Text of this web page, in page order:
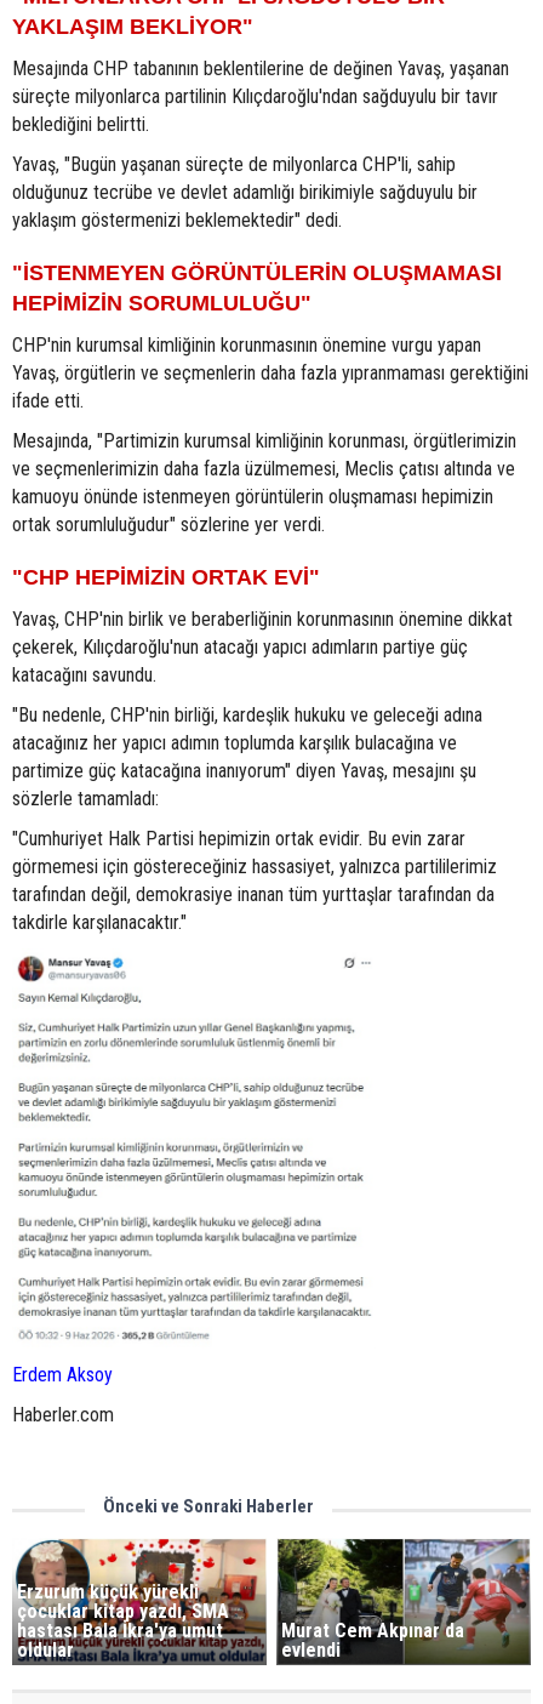
YAKLAŞIM BEKLİYOR"
Mesajında CHP tabanının beklentilerine de değinen Yavaş, yaşanan
süreçte milyonlarca partilinin Kılıçdaroğlu'ndan sağduyulu bir tavır
beklediğini belirtti.
Yavaş, "Bugün yaşanan süreçte de milyonlarca CHP'li, sahip
olduğunuz tecrübe ve devlet adamlığı birikimiyle sağduyulu bir
yaklaşım göstermenizi beklemektedir" dedi.
"İSTENMEYEN GÖRÜNTÜLERİN OLUŞMAMASI
HEPİMİZİN SORUMLULUĞU"
CHP'nin kurumsal kimliğinin korunmasının önemine vurgu yapan
Yavaş, örgütlerin ve seçmenlerin daha fazla yıpranmaması gerektiğini
ifade etti.
Mesajında, "Partimizin kurumsal kimliğinin korunması, örgütlerimizin
ve seçmenlerimizin daha fazla üzülmemesi, Meclis çatısı altında ve
kamuoyu önünde istenmeyen görüntülerin oluşmaması hepimizin
ortak sorumluluğudur" sözlerine yer verdi.
"CHP HEPİMİZİN ORTAK EVİ"
Yavaş, CHP'nin birlik ve beraberliğinin korunmasının önemine dikkat
çekerek, Kılıçdaroğlu'nun atacağı yapıcı adımların partiye güç
katacağını savundu.
"Bu nedenle, CHP'nin birliği, kardeşlik hukuku ve geleceği adına
atacağınız her yapıcı adımın toplumda karşılık bulacağına ve
partimize güç katacağına inanıyorum" diyen Yavaş, mesajını şu
sözlerle tamamladı:
"Cumhuriyet Halk Partisi hepimizin ortak evidir. Bu evin zarar
görmemesi için göstereceğiniz hassasiyet, yalnızca partililerimiz
tarafından değil, demokrasiye inanan tüm yurttaşlar tarafından da
takdirle karşılanacaktır."
Erdem Aksoy
Haberler.com
Önceki ve Sonraki Haberler
Erzurum küçük yürekli
çocuklar kitap yazdı, SMA
hastası Bala İkra'ya umut
oldular
Murat Cem Akpınar da
evlendi